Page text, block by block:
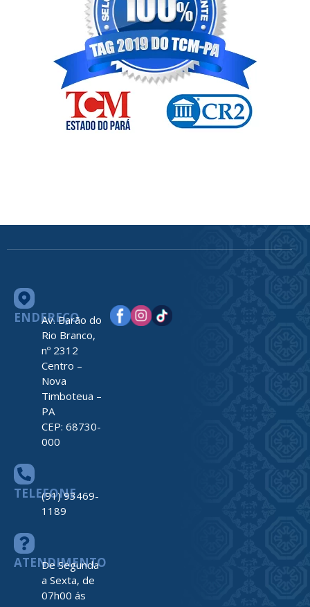
ENDEREÇO
Av. Barão do
Rio Branco,
nº 2312
Centro –
Nova
Timboteua –
PA
CEP: 68730-
000
TELEFONE
(91) 93469-
1189
ATENDIMENTO
De Segunda
a Sexta, de
07h00 ás